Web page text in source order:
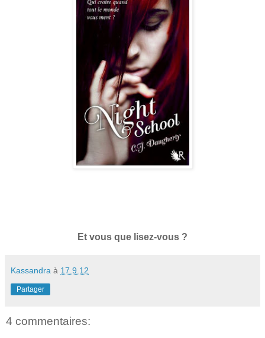
Et vous que lisez-vous ?
Kassandra à 17.9.12
Partager
4 commentaires: